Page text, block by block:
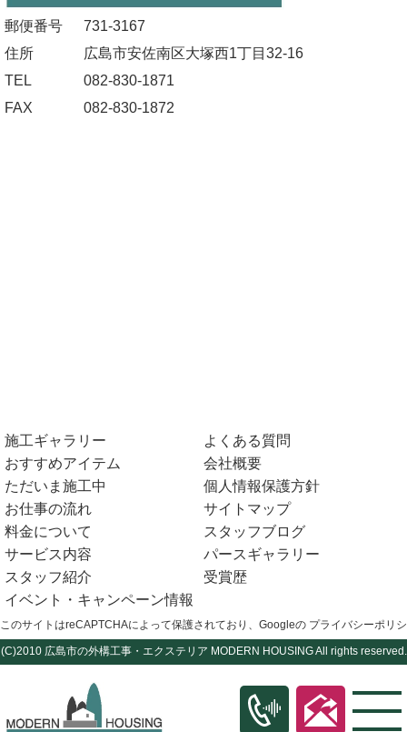
郵便番号
731-3167
住所
広島市安佐南区大塚西1丁目32-16
TEL
082-830-1871
FAX
082-830-1872
施工ギャラリー
おすすめアイテム
ただいま施工中
お仕事の流れ
料金について
サービス内容
スタッフ紹介
イベント・キャンペーン情報
よくある質問
会社概要
個人情報保護方針
サイトマップ
スタッフブログ
パースギャラリー
受賞歴
このサイトはreCAPTCHAによって保護されており、Googleの プライバシーポリ
(C)2010 広島市の外構工事・エクステリア MODERN HOUSING All rights reserved.